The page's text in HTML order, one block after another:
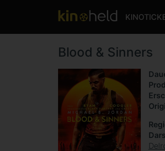
Blood & Sinners